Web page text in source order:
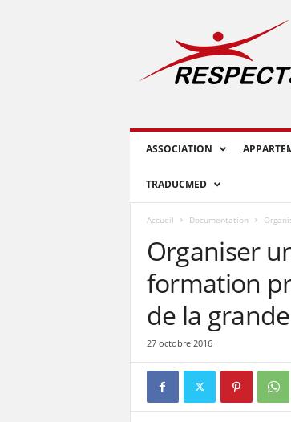
S
ASSOCIATION
TRADUCMED
Accueil Documentation
Organiser
formation
de la
27 octobre 2016